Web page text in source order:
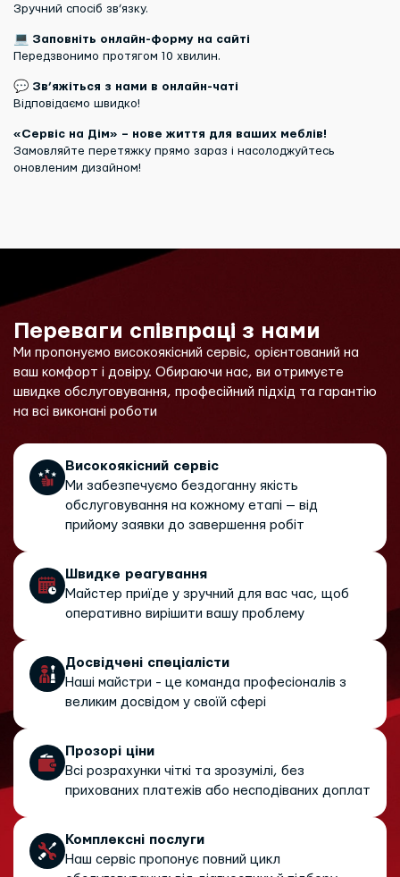
Зручний спосіб зв’язку.
💻 Заповніть онлайн-форму на сайті
Передзвонимо протягом 10 хвилин.
💬 Зв’яжіться з нами в онлайн-чаті
Відповідаємо швидко!
«Сервіс на Дім» – нове життя для ваших меблів!
Замовляйте перетяжку прямо зараз і насолоджуйтесь
оновленим дизайном!
Переваги співпраці з нами
Ми пропонуємо високоякісний сервіс, орієнтований на
ваш комфорт і довіру. Обираючи нас, ви отримуєте
швидке обслуговування, професійний підхід та гарантію
на всі виконані роботи
Високоякісний сервіс
Ми забезпечуємо бездоганну якість
обслуговування на кожному етапі — від
прийому заявки до завершення робіт
Швидке реагування
Майстер приїде у зручний для вас час, щоб
оперативно вирішити вашу проблему
Досвідчені спеціалісти
Наші майстри - це команда професіоналів з
великим досвідом у своїй сфері
Прозорі ціни
Всі розрахунки чіткі та зрозумілі, без
прихованих платежів або несподіваних доплат
Комплексні послуги
Наш сервіс пропонує повний цикл